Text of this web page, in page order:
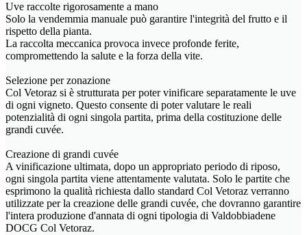
Uve raccolte rigorosamente a mano
Solo la vendemmia manuale può garantire l'integrità del frutto e il
rispetto della pianta.
La raccolta meccanica provoca invece profonde ferite,
compromettendo la salute e la forza della vite.
Selezione per zonazione
Col Vetoraz si è strutturata per poter vinificare separatamente le uve
di ogni vigneto. Questo consente di poter valutare le reali
potenzialità di ogni singola partita, prima della costituzione delle
grandi cuvée.
Creazione di grandi cuvée
A vinificazione ultimata, dopo un appropriato periodo di riposo,
ogni singola partita viene attentamente valutata. Solo le partite che
esprimono la qualità richiesta dallo standard Col Vetoraz verranno
utilizzate per la creazione delle grandi cuvée, che dovranno garantire
l'intera produzione d'annata di ogni tipologia di Valdobbiadene
DOCG Col Vetoraz.